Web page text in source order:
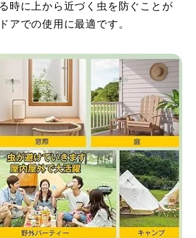
時に上から近づく虫を防ぐことが
アでの使用に最適です。